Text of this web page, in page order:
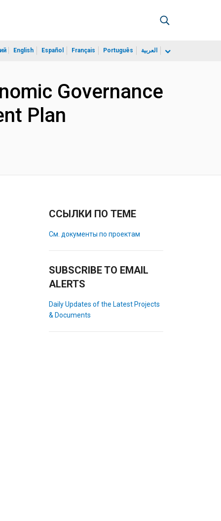
English Español Français Português العربية
Governance
Plan
ССЫЛКИ ПО ТЕМЕ
См. документы по проектам
SUBSCRIBE TO EMAIL
ALERTS
Daily Updates of the Latest Projects
& Documents